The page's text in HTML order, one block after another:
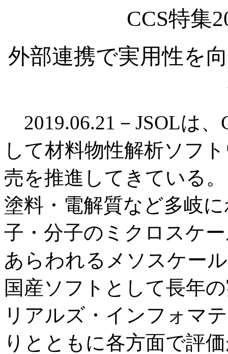
CCS特集
外部連携で実用性を
2019.06.21－JSOLは
して材料物性解析ソフ
売を推進してきている
塗料・電解質など多岐
子・分子のミクロスケ
あらわれるメソスケー
国産ソフトとして長年
リアルズ・インフォマ
りとともに各方面で評